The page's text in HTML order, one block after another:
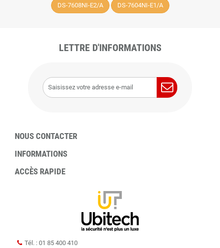
DS-7608NI-E2/A DS-7604NI-E1/A
LETTRE D'INFORMATIONS
NOUS CONTACTER
INFORMATIONS
ACCÈS RAPIDE
Tél. : 01 85 400 410